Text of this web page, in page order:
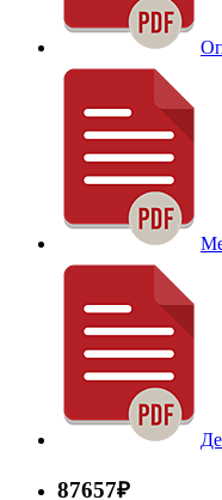
87657₽